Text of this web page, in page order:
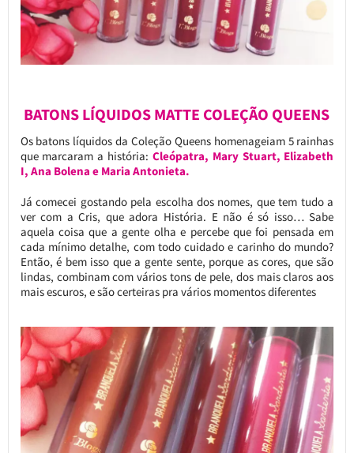
BATONS LÍQUIDOS MATTE COLEÇÃO QUEENS
Os batons líquidos da Coleção Queens homenageiam 5 rainhas
que marcaram a história: Cleópatra, Mary Stuart, Elizabeth
I, Ana Bolena e Maria Antonieta.
Já comecei gostando pela escolha dos nomes, que tem tudo a
ver com a Cris, que adora História. E não é só isso… Sabe
aquela coisa que a gente olha e percebe que foi pensada em
cada mínimo detalhe, com todo cuidado e carinho do mundo?
Então, é bem isso que a gente sente, porque as cores, que são
lindas, combinam com vários tons de pele, dos mais claros aos
mais escuros, e são certeiras pra vários momentos diferentes